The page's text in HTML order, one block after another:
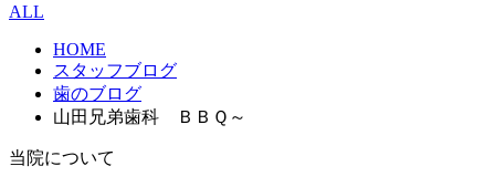
ALL
HOME
スタッフブログ
歯のブログ
山田兄弟歯科 ＢＢＱ～
当院について